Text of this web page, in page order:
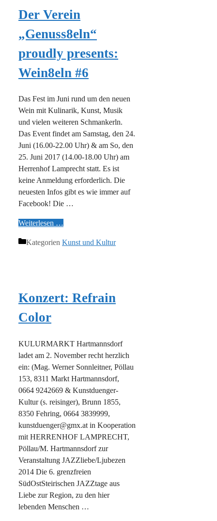
Der Verein
„Genuss8eln“
proudly presents:
Wein8eln #6
Das Fest im Juni rund um den neuen
Wein mit Kulinarik, Kunst, Musik
und vielen weiteren Schmankerln.
Das Event findet am Samstag, den 24.
Juni (16.00-22.00 Uhr) & am So, den
25. Juni 2017 (14.00-18.00 Uhr) am
Herrenhof Lamprecht statt. Es ist
keine Anmeldung erforderlich. Die
neuesten Infos gibt es wie immer auf
Facebook! Die …
Weiterlesen …
Kategorien Kunst und Kultur
Konzert: Refrain
Color
KULURMARKT Hartmannsdorf
ladet am 2. November recht herzlich
ein: (Mag. Werner Sonnleitner, Pöllau
153, 8311 Markt Hartmannsdorf,
0664 9242669 & Kunstduenger-
Kultur (s. reisinger), Brunn 1855,
8350 Fehring, 0664 3839999,
kunstduenger@gmx.at in Kooperation
mit HERRENHOF LAMPRECHT,
Pöllau/M. Hartmannsdorf zur
Veranstaltung JAZZliebe/Ljubezen
2014 Die 6. grenzfreien
SüdOstSteirischen JAZZtage aus
Liebe zur Region, zu den hier
lebenden Menschen …